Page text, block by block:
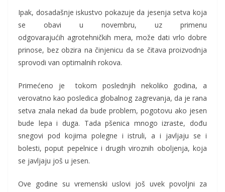
Ipak, dosadašnje iskustvo pokazuje da jesenja setva koja
se obavi u novembru, uz primenu
odgovarajućih agrotehničkih mera, može dati vrlo dobre
prinose, bez obzira na činjenicu da se čitava proizvodnja
sprovodi van optimalnih rokova.
Primećeno je tokom poslednjih nekoliko godina, a
verovatno kao posledica globalnog zagrevanja, da je rana
setva znala nekad da bude problem, pogotovu ako jesen
bude lepa i duga. Tada pšenica mnogo izraste, dođu
snegovi pod kojima polegne i istruli, a i javljaju se i
bolesti, poput pepelnice i drugih viroznih oboljenja, koja
se javljaju još u jesen.
Ove godine su vremenski uslovi još uvek povoljni za